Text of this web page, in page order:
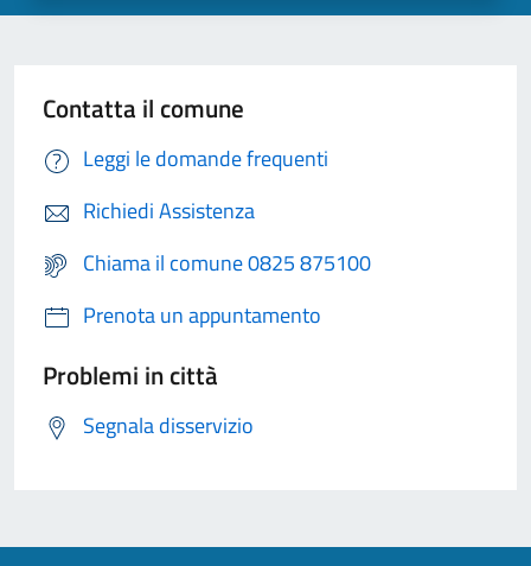
Contatta il comune
Leggi le domande frequenti
Richiedi Assistenza
Chiama il comune 0825 875100
Prenota un appuntamento
Problemi in città
Segnala disservizio